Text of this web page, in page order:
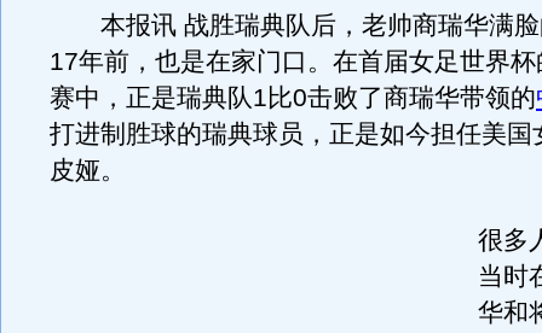
本报讯 战胜瑞典队后，老帅商瑞华满脸
17年前，也是在家门口。在首届女足世界
赛中，正是瑞典队1比0击败了商瑞华带领的
打进制胜球的瑞典球员，正是如今担任美国
皮娅。
很多
当时
华和